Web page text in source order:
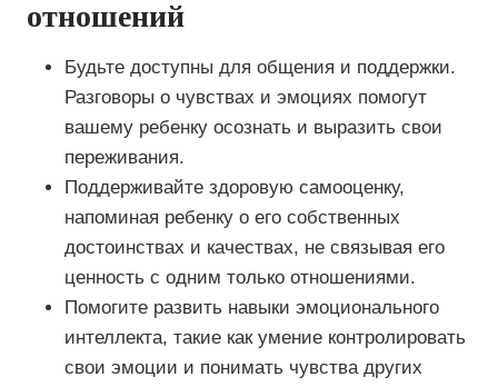
отношений
Будьте доступны для общения и поддержки.
Разговоры о чувствах и эмоциях помогут
вашему ребенку осознать и выразить свои
переживания.
Поддерживайте здоровую самооценку,
напоминая ребенку о его собственных
достоинствах и качествах, не связывая его
ценность с одним только отношениями.
Помогите развить навыки эмоционального
интеллекта, такие как умение контролировать
свои эмоции и понимать чувства других